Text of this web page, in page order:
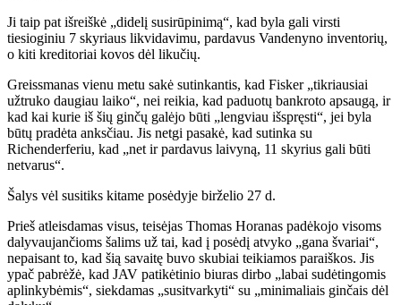
Ji taip pat išreiškė „didelį susirūpinimą“, kad byla gali virsti
tiesioginiu 7 skyriaus likvidavimu, pardavus Vandenyno inventorių,
o kiti kreditoriai kovos dėl likučių.
Greissmanas vienu metu sakė sutinkantis, kad Fisker „tikriausiai
užtruko daugiau laiko“, nei reikia, kad paduotų bankroto apsaugą, ir
kad kai kurie iš šių ginčų galėjo būti „lengviau išspręsti“, jei byla
būtų pradėta anksčiau. Jis netgi pasakė, kad sutinka su
Richenderferiu, kad „net ir pardavus laivyną, 11 skyrius gali būti
netvarus“.
Šalys vėl susitiks kitame posėdyje birželio 27 d.
Prieš atleisdamas visus, teisėjas Thomas Horanas padėkojo visoms
dalyvaujančioms šalims už tai, kad į posėdį atvyko „gana švariai“,
nepaisant to, kad šią savaitę buvo skubiai teikiamos paraiškos. Jis
ypač pabrėžė, kad JAV patikėtinio biuras dirbo „labai sudėtingomis
aplinkybėmis“, siekdamas „susitvarkyti“ su „minimaliais ginčais dėl